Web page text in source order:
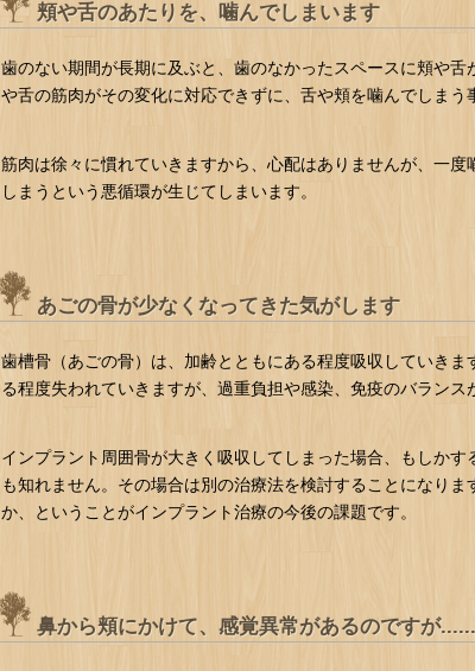
頬や舌のあたりを、噛んでしまいます
歯のない期間が長期に及ぶと、歯のなかったスペースに頬や
や舌の筋肉がその変化に対応できずに、舌や頬を噛んでしまう
筋肉は徐々に慣れていきますから、心配はありませんが、一
しまうという悪循環が生じてしまいます。
あごの骨が少なくなってきた気がします
歯槽骨（あごの骨）は、加齢とともにある程度吸収していき
る程度失われていきますが、過重負担や感染、免疫のバランス
インプラント周囲骨が大きく吸収してしまった場合、もしか
も知れません。その場合は別の治療法を検討することになり
か、ということがインプラント治療の今後の課題です。
鼻から頬にかけて、感覚異常があるのですが......